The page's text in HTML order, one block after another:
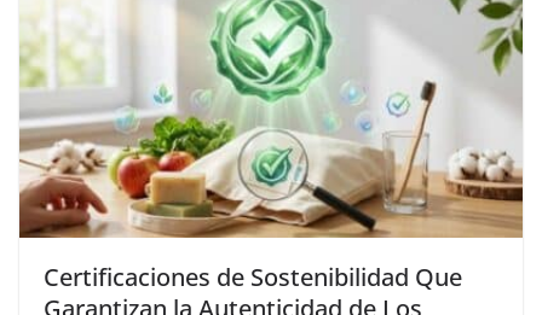
Certificaciones de Sostenibilidad Que
Garantizan la Autenticidad de Los